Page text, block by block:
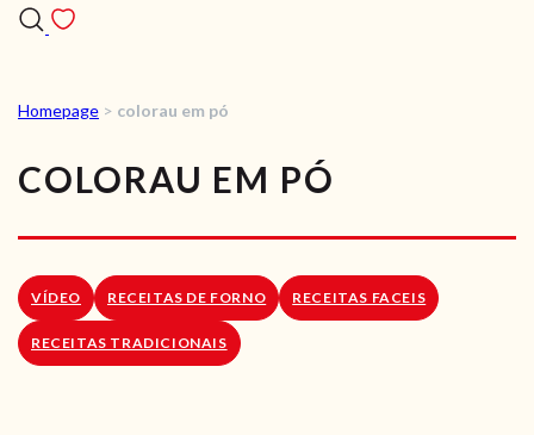
VÍDEOS
RECEITAS VEGGIE
SOBRE NÓS
LOJA ONLINE
Homepage > colorau em pó
COLORAU EM PÓ
VÍDEO RECEITAS DE FORNO RECEITAS FACEIS
RECEITAS TRADICIONAIS